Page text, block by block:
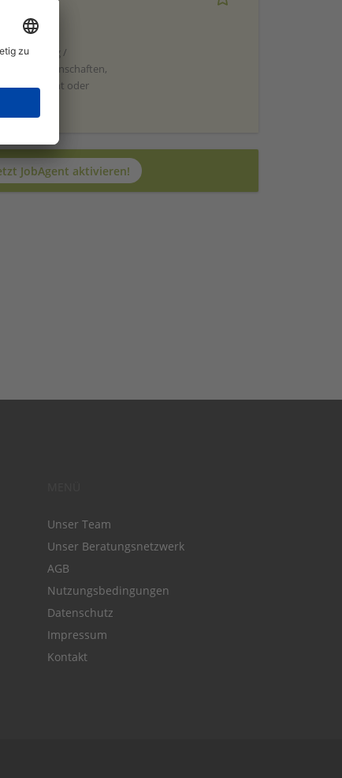
/
Agrarwissenschaften,
oder
JobAgent aktivieren!
Unser Team
Unser Beratungsnetzwerk
AGB
Nutzungsbedingungen
Datenschutz
Impressum
Kontakt